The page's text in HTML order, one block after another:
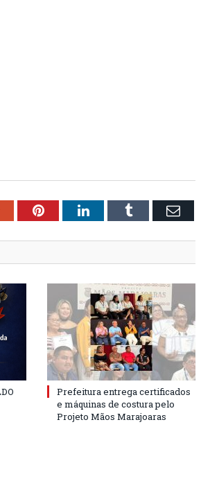
PinterestLinkedInTumblr Email
Prefeitura entrega certificados
e máquinas de costura pelo
Projeto Mãos Marajoaras